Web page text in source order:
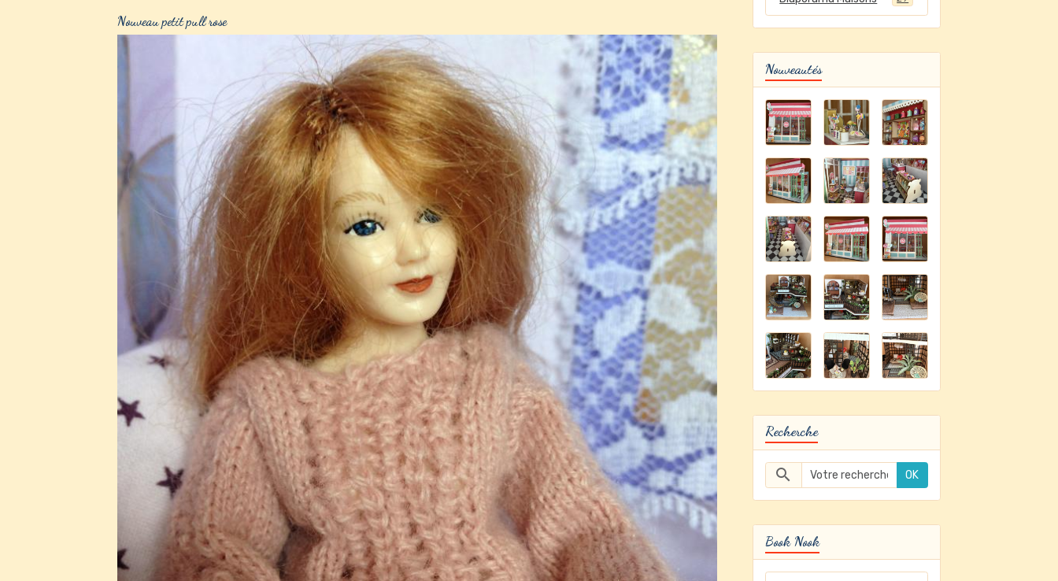
Nouveau petit pull rose
Nouveautés
Recherche
OK
Book Nook